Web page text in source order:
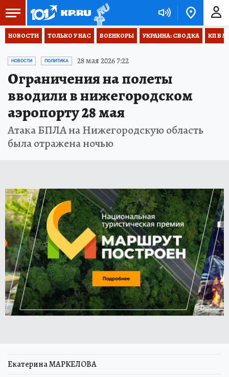
НОВОСТИ ТОЛЬКО У НАС ВОЕНКОРЫ УКРАИНА: СВОДКА КП В
НОВОСТИ ПОЛИТИКА 28 мая 2026 7:22
Ограничения на полеты
вводили в нижегородском
аэропорту 28 мая
Атака БПЛА на Нижегородскую область
была отражена ночью
Екатерина МАРКЕЛОВА